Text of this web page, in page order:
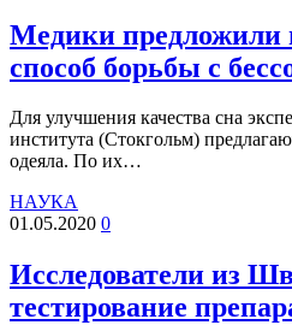
Медики
способ борьбы с
Для улучшения качества сна
института (Стокгольм)
одеяла. По их…
НАУКА
01.05.2020 0
Исследователи из
тестирование